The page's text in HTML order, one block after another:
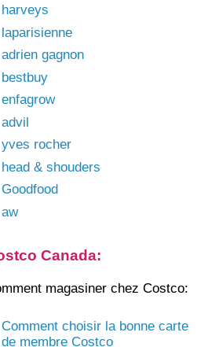
harveys
laparisienne
adrien gagnon
bestbuy
enfagrow
advil
yves rocher
head & shouders
Goodfood
aw
Canada:
magasiner chez Costco:
Comment choisir la bonne carte
de membre Costco